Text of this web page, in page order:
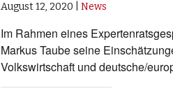
August 12, 2020 News
Im Rahmen eines
Markus Taube seine
Volkswirtschaft und deutsche/